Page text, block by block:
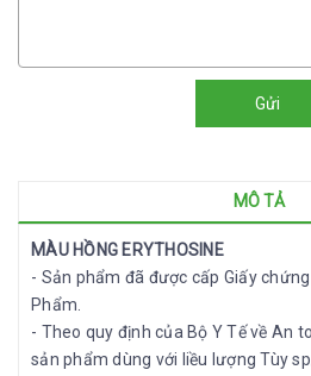
Gửi
MÔ TẢ
MÀU HỒNG ERYTHOSINE
- Sản phẩm đã được cấp Giấy
Phẩm.
- Theo quy định của Bộ Y Tế về An
sản phẩm dùng với liều lượng Tùy